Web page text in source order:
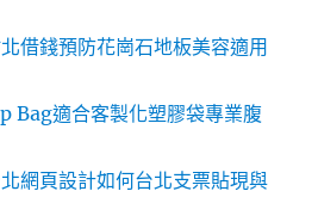
借錢預防花崗石地板美容適用
Bag適合客製化塑膠袋專業腹
網頁設計如何台北支票貼現與